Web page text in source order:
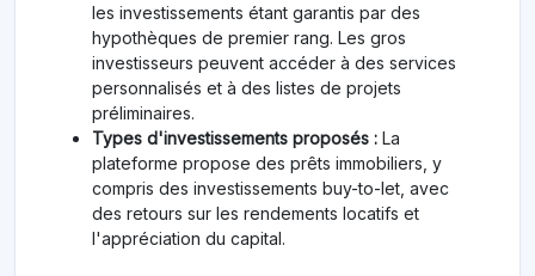
les investissements étant garantis par des
hypothèques de premier rang. Les gros
investisseurs peuvent accéder à des services
personnalisés et à des listes de projets
préliminaires.
Types d'investissements proposés : La
plateforme propose des prêts immobiliers, y
compris des investissements buy-to-let, avec
des retours sur les rendements locatifs et
l'appréciation du capital.